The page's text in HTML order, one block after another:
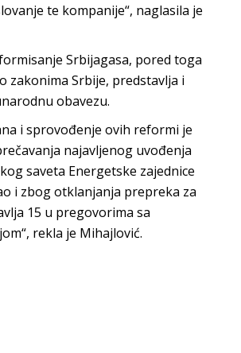
te kompanije“, naglasila je
Srbijagasa, pored toga
zakonima Srbije, predstavlja i
obavezu.
i sprovođenje ovih reformi je
najavljenog uvođenja
saveta Energetske zajednice
i zbog otklanjanja prepreka za
15 u pregovorima sa
rekla je Mihajlović.